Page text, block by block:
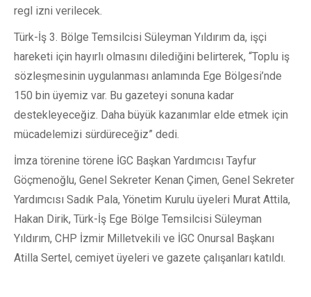
regl izni verilecek.
Türk-İş 3. Bölge Temsilcisi Süleyman Yıldırım da, işçi
hareketi için hayırlı olmasını dilediğini belirterek, “Toplu iş
sözleşmesinin uygulanması anlamında Ege Bölgesi’nde
150 bin üyemiz var. Bu gazeteyi sonuna kadar
destekleyeceğiz. Daha büyük kazanımlar elde etmek için
mücadelemizi sürdüreceğiz” dedi.
İmza törenine törene İGC Başkan Yardımcısı Tayfur
Göçmenoğlu, Genel Sekreter Kenan Çimen, Genel Sekreter
Yardımcısı Sadık Pala, Yönetim Kurulu üyeleri Murat Attila,
Hakan Dirik, Türk-İş Ege Bölge Temsilcisi Süleyman
Yıldırım, CHP İzmir Milletvekili ve İGC Onursal Başkanı
Atilla Sertel, cemiyet üyeleri ve gazete çalışanları katıldı.